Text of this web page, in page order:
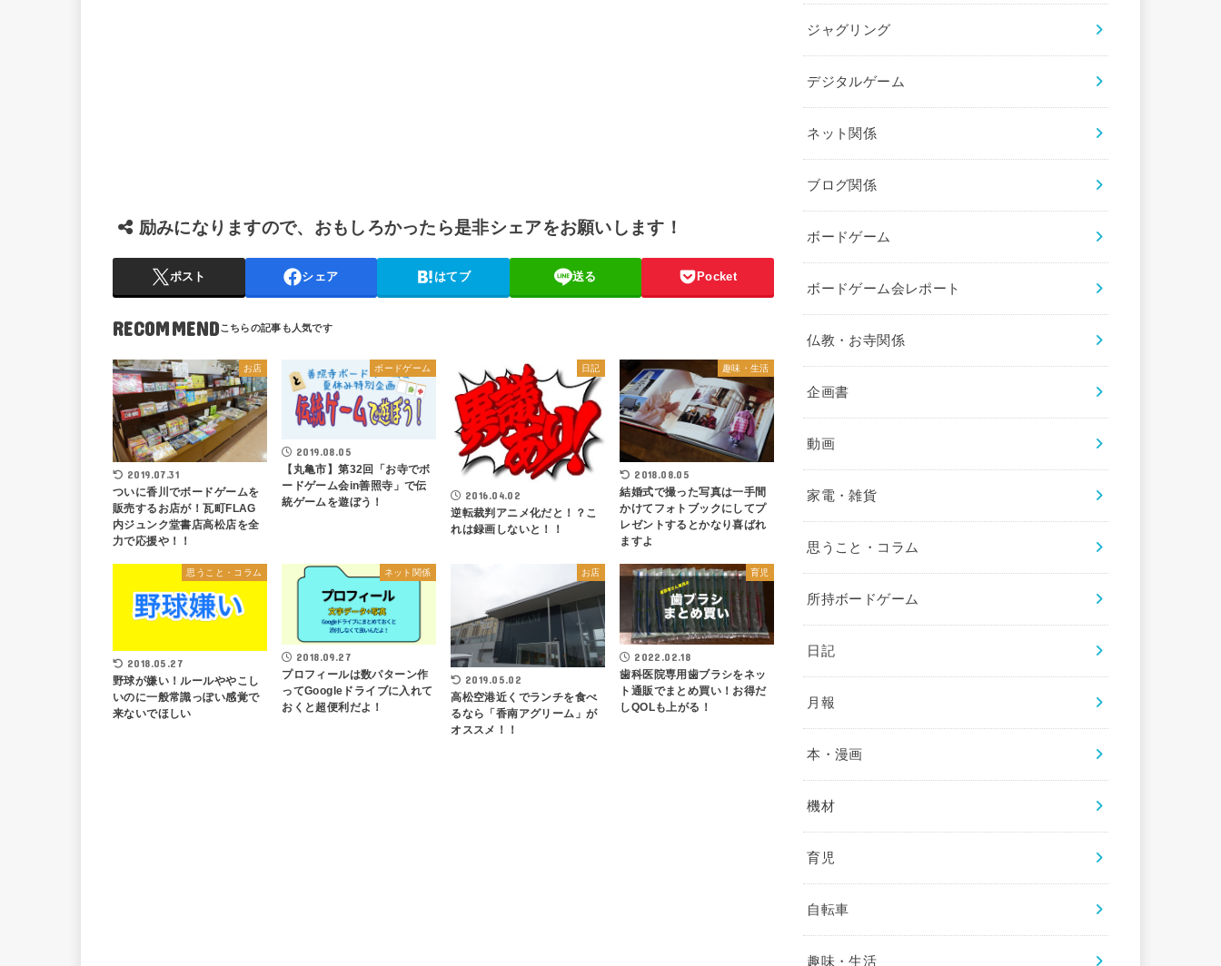
励みになりますので、おもしろかったら是非シェアをお願いします！
ポスト シェア はてブ 送る Pocket
RECOMMEND
お店
2019.07.31
ついに香川でボードゲームを
販売するお店が！瓦町FLAG
内ジュンク堂書店高松店を全
力で応援や！！
ボードゲーム
2019.08.05
【丸亀市】第32回「お寺でボ
ードゲーム会in善照寺」で伝
統ゲームを遊ぼう！
日記
2016.04.02
逆転裁判アニメ化だと！？こ
れは録画しないと！！
趣味・生活
2018.08.05
結婚式で撮った写真は一手間
かけてフォトブックにしてプ
レゼントするとかなり喜ばれ
ますよ
思うこと・コラム
2018.05.27
野球が嫌い！ルールややこし
いのに一般常識っぽい感覚で
来ないでほしい
ネット関係
2018.09.27
プロフィールは数パターン作
ってGoogleドライブに入れて
おくと超便利だよ！
お店
2019.05.02
高松空港近くでランチを食べ
るなら「香南アグリーム」が
オススメ！！
育児
2022.02.18
歯科医院専用歯ブラシをネッ
ト通販でまとめ買い！お得だ
しQOLも上がる！
ジャグリング
デジタルゲーム
ネット関係
ブログ関係
ボードゲーム
ボードゲーム会レポート
仏教・お寺関係
企画書
動画
家電・雑貨
思うこと・コラム
所持ボードゲーム
日記
月報
本・漫画
機材
育児
自転車
趣味・生活